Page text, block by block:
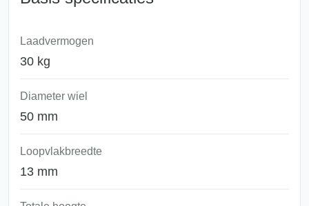
Laadvermogen
30 kg
Diameter wiel
50 mm
Loopvlakbreedte
13 mm